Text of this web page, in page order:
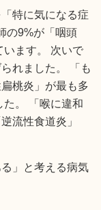
特に気になる症
の9%が「咽頭
います。 次いで
れました。 「も
桃炎」が最も多
た。 「喉に違和
流性食道炎」
」と考える病気